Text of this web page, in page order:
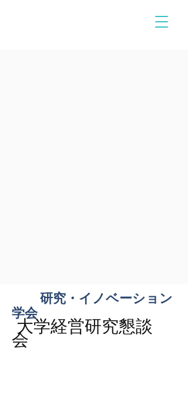
研究・イノベーション
学会
大学経営研究懇談
会